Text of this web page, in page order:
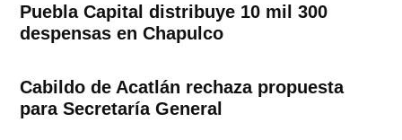
Puebla Capital distribuye 10 mil 300
despensas en Chapulco
Cabildo de Acatlán rechaza propuesta
para Secretaría General